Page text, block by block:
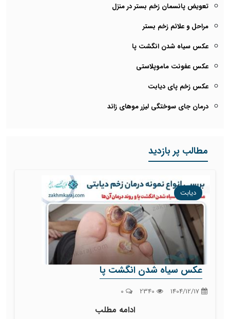
تعویض پانسمان زخم بستر در منزل
مراحل و علائم زخم بستر
عکس سیاه شدن انگشت پا
عکس عفونت ماموپلاستی
عکس زخم پای دیابت
درمان جای سوختگی لیزر موهای زائد
مطالب پر بازدید
دیابت
عکس سیاه شدن انگشت پا
ادامه مطلب